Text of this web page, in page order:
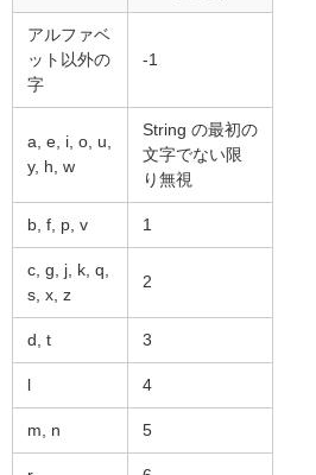
アルファベ
ット以外の
字
-1
a, e, i, o, u,
y, h, w
String の最初の
文字でない限
り無視
b, f, p, v 1
c, g, j, k, q,
s, x, z
2
d, t 3
4
m, n 5